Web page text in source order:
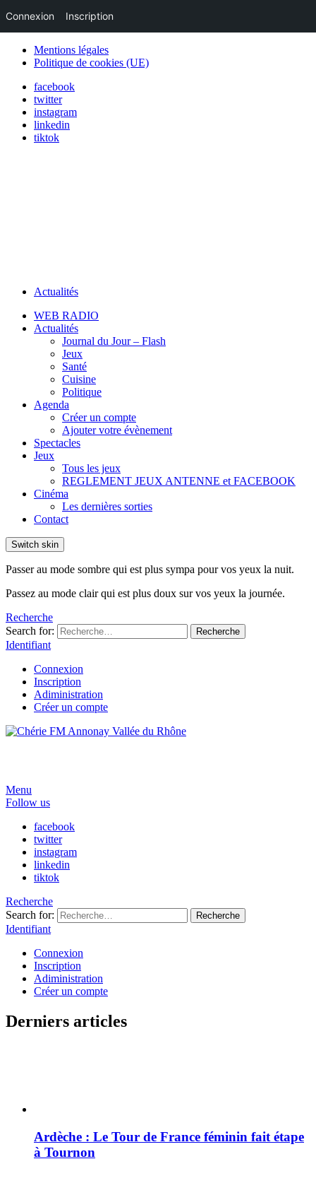
Mentions légales
Politique de cookies (UE)
facebook
twitter
instagram
linkedin
tiktok
Actualités
WEB RADIO
Actualités
Journal du Jour – Flash
Jeux
Santé
Cuisine
Politique
Agenda
Créer un compte
Ajouter votre évènement
Spectacles
Jeux
Tous les jeux
REGLEMENT JEUX ANTENNE et FACEBOOK
Cinéma
Les dernières sorties
Contact
Switch skin
Passer au mode sombre qui est plus sympa pour vos yeux la nuit.
Passez au mode clair qui est plus doux sur vos yeux la journée.
Recherche
Search for:
Recherche
Identifiant
Connexion
Inscription
Adiministration
Créer un compte
Menu
Follow us
facebook
twitter
instagram
linkedin
tiktok
Recherche
Search for:
Recherche
Identifiant
Connexion
Inscription
Adiministration
Créer un compte
Derniers articles
Ardèche : Le Tour de France féminin fait étape
à Tournon
Connexion Inscription